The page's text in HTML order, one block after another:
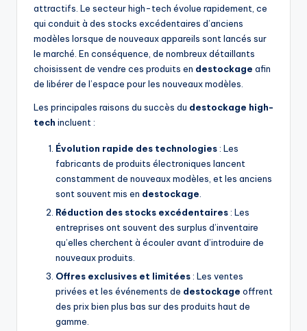
attractifs. Le secteur high-tech évolue rapidement, ce
qui conduit à des stocks excédentaires d’anciens
modèles lorsque de nouveaux appareils sont lancés sur
le marché. En conséquence, de nombreux détaillants
choisissent de vendre ces produits en destockage afin
de libérer de l’espace pour les nouveaux modèles.
Les principales raisons du succès du destockage high-
tech incluent :
Évolution rapide des technologies : Les
fabricants de produits électroniques lancent
constamment de nouveaux modèles, et les anciens
sont souvent mis en destockage
Réduction des stocks excédentaires : Les
entreprises ont souvent des surplus d’inventaire
qu’elles cherchent à écouler avant d’introduire de
nouveaux produits.
Offres exclusives et limitées : Les ventes
privées et les événements de destockage offrent
des prix bien plus bas sur des produits haut de
gamme.